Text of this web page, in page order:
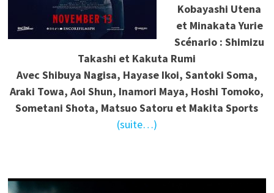
Kobayashi Utena
et Minakata Yurie
Scénario : Shimizu
Takashi et Kakuta Rumi
Avec Shibuya Nagisa, Hayase Ikoi, Santoki Soma,
Araki Towa, Aoi Shun, Inamori Maya, Hoshi Tomoko,
Sometani Shota, Matsuo Satoru et Makita Sports
(suite…)